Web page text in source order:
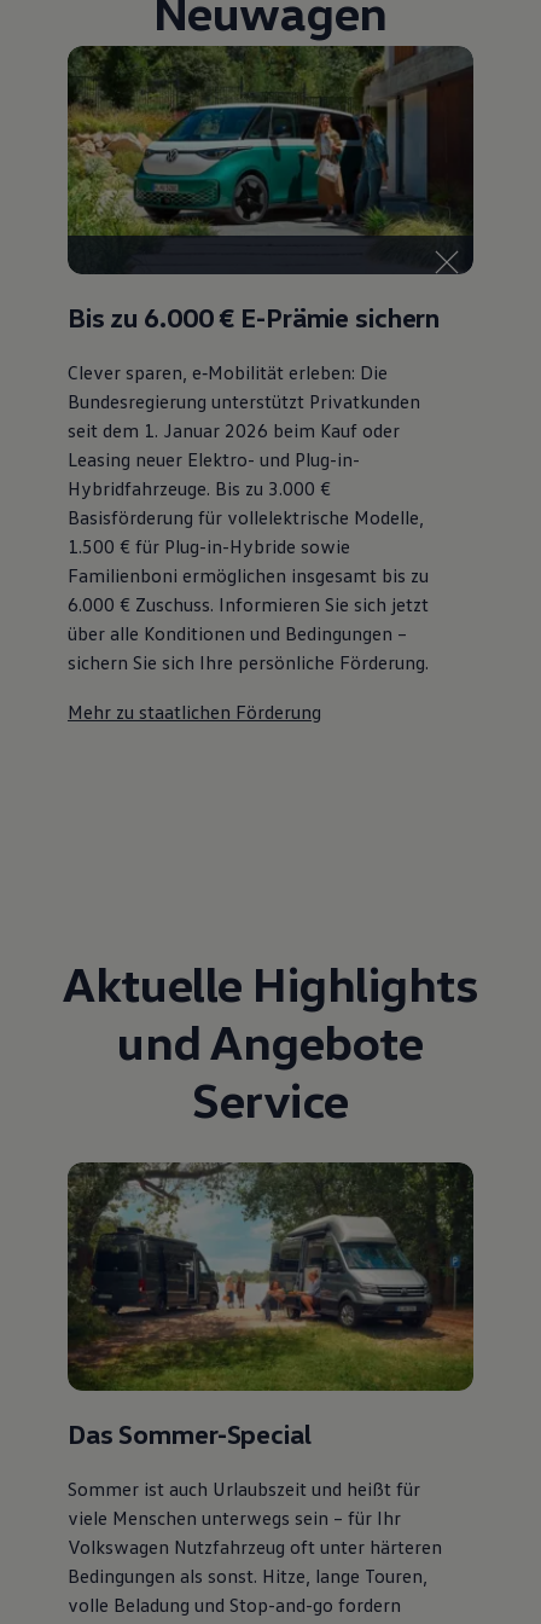
Bulli Magazin
Fahrzeugabholung ab Werk
Bis zu 6.000 € E-Prämie sichern
Clever sparen, e‑Mobilität erleben: Die
Bundesregierung unterstützt Privatkunden
seit dem 1. Januar 2026 beim Kauf oder
Leasing neuer Elektro- und Plug-in-
Hybridfahrzeuge. Bis zu 3.000 €
Basisförderung für vollelektrische Modelle,
1.500 € für Plug-in-Hybride sowie
Familienboni ermöglichen insgesamt bis zu
6.000 € Zuschuss⁠. Informieren Sie sich jetzt
über alle Konditionen und Bedingungen –
sichern Sie sich Ihre persönliche Förderung.
Mehr zu staatlichen Förderung
Aktuelle Highlights
und Angebote
Service
Das Sommer-Special
Sommer ist auch Urlaubszeit und heißt für
viele Menschen unterwegs sein – für Ihr
Volkswagen Nutzfahrzeug oft unter härteren
Bedingungen als sonst. Hitze, lange Touren,
volle Beladung und Stop-and-go fordern